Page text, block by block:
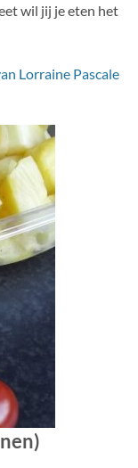
wil jij je eten het
Lorraine Pascale